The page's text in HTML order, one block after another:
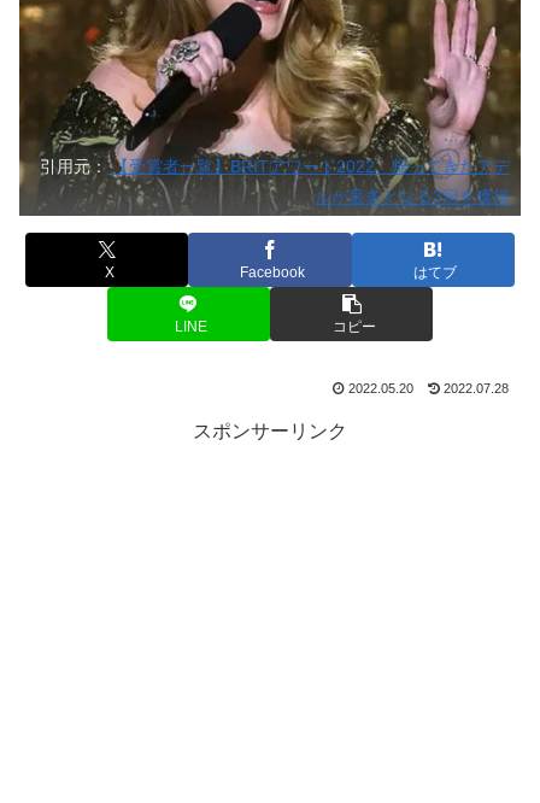
引用元：【受賞者一覧】BRITアワード2022、帰ってきたアデ
ルが最多となる3冠を獲得
X Facebook はてブ
LINE コピー
2022.05.20 2022.07.28
スポンサーリンク